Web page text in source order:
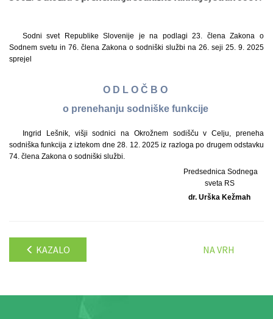
Sodni svet Republike Slovenije je na podlagi 23. člena Zakona o
Sodnem svetu in 76. člena Zakona o sodniški službi na 26. seji 25. 9. 2025
sprejel
O D L O Č B O
o prenehanju sodniške funkcije
Ingrid Lešnik, višji sodnici na Okrožnem sodišču v Celju, preneha
sodniška funkcija z iztekom dne 28. 12. 2025 iz razloga po drugem odstavku
74. člena Zakona o sodniški službi.
Predsednica Sodnega
sveta RS
dr. Urška Kežmah
KAZALO NA VRH